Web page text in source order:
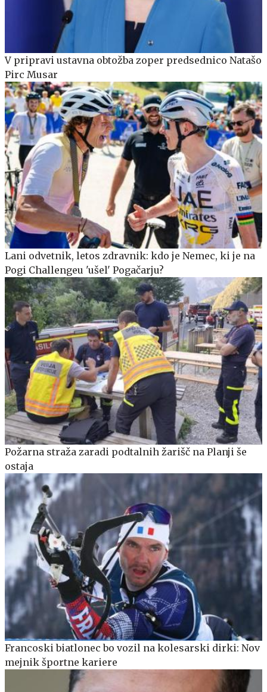
V pripravi ustavna obtožba zoper predsednico Natašo
Pirc Musar
Lani odvetnik, letos zdravnik: kdo je Nemec, ki je na
Pogi Challengeu 'ušel' Pogačarju?
Požarna straža zaradi podtalnih žarišč na Planji še
ostaja
Francoski biatlonec bo vozil na kolesarski dirki: Nov
mejnik športne kariere